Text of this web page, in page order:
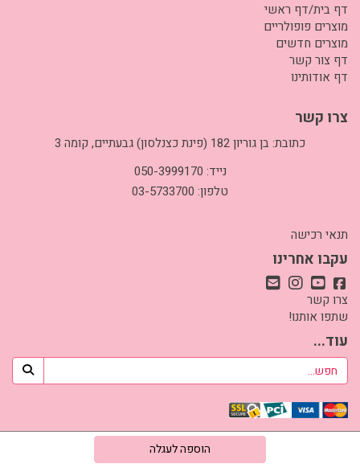
דף בית/דף ראשי
מוצרים פופולריים
מוצרים חדשים
דף צור קשר
דף אודותינו
צרו קשר
כתובת: בן גוריון 182 (פינת כצנלסון) גבעתיים, קומה 3
נייד: 050-3999170
טלפון: 03-5733700
תנאי רכישה
עקבו אחרינו
צרו קשר
שתפו אותנו!
עוד...
אתר זה מופעל באמצעותקידום פלוסבניית אתרים